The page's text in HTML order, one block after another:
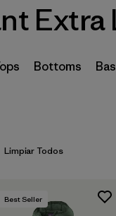
Extra
Bottoms
Limpiar Todos
Best Seller